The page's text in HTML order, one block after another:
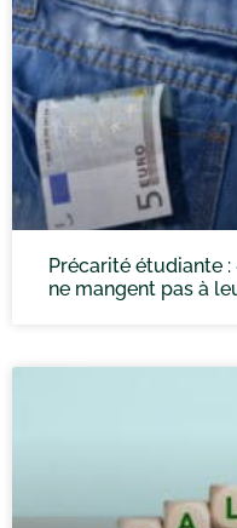
Précarité étudiante
ne mangent pas à